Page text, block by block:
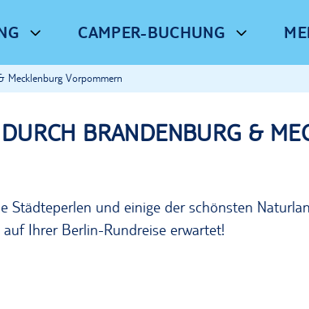
CAMPER-BUCHUNG
Mecklenburg Vorpommern
BRANDENBURG &
Städteperlen und einige der schönsten
auf Ihrer Berlin-Rundreise erwartet!